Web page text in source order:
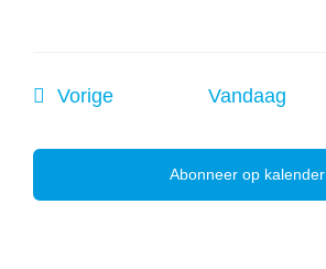
VorigeEvenementenVandaag
Abonneer op kalender